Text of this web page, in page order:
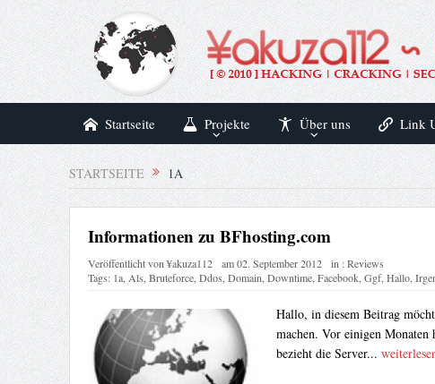
Startseite Projekte Über uns Link
STARTSEITE 1A
Informationen zu BFhosting.com
Veröffentlicht von¥akuza112 am02. September 2012 in :Reviews
Tags: 1a,Als,Bruteforce,Ddos,Domain,Downtime,Facebook,Ggf,Hallo,
Hallo, in diesem Beitrag
machen. Vor einigen
bezieht die Server...